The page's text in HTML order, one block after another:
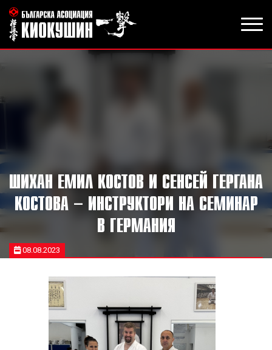
ШИХАН ЕМИЛ КОСТОВ И СЕНСЕЙ ГЕРГАНА
КОСТОВА – ИНСТРУКТОРИ НА СЕМИНАР
В ГЕРМАНИЯ
08.08.2023